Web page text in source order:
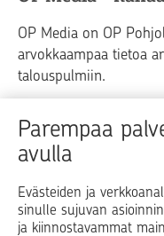
Parempaa
avulla
Evästeiden ja
sinulle sujuvan
ja kiinnostavammat
OP Media on OP
arvokkaampaa tietoa
talouspulmiin.
Raha
Blogit ja puheenvuorot
Op.fi OP Koti